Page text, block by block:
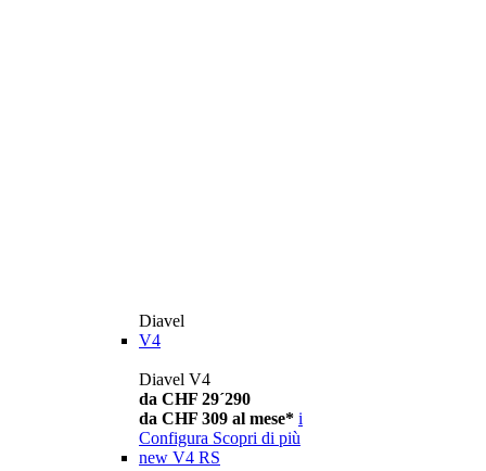
Diavel
V4
Diavel V4
da CHF 29´290
da CHF 309 al mese* i
Configura Scopri di più
new V4 RS